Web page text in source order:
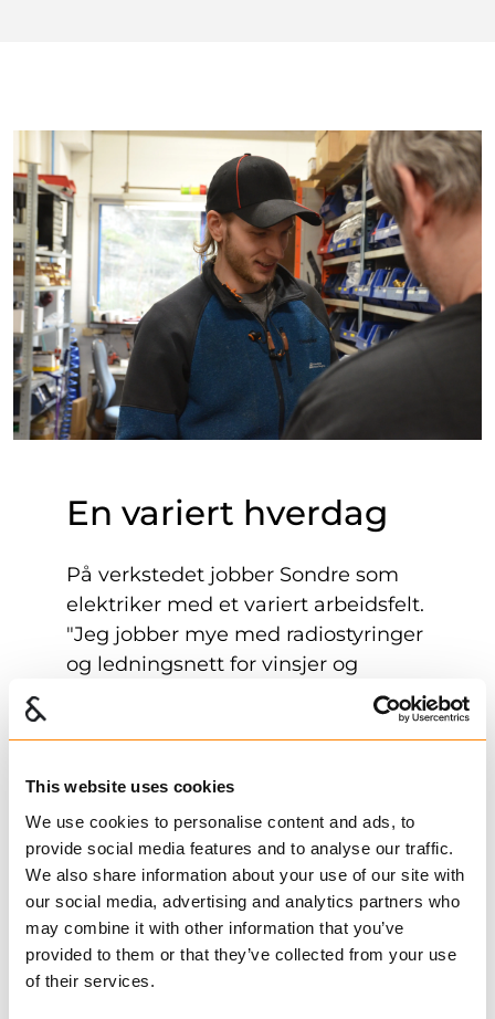
This website uses cookies
We use cookies to personalise content and ads, to
provide social media features and to analyse our traffic.
We also share information about your use of our site with
our social media, advertising and analytics partners who
may combine it with other information that you’ve
provided to them or that they’ve collected from your use
of their services.
En variert hverdag
På verkstedet jobber Sondre som
elektriker med et variert arbeidsfelt.
"Jeg jobber mye med radiostyringer
og ledningsnett for vinsjer og
kombinasjonen gir meg både
utfordring og variasjon, noe jeg
setter pris på."